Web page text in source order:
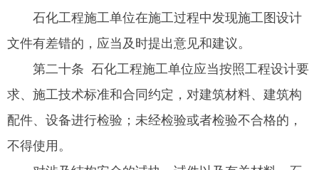
石化工程施工单位在施工过程中发现施工图设计
文件有差错的，应当及时提出意见和建议。
第二十条 石化工程施工单位应当按照工程设计要
求、施工技术标准和合同约定，对建筑材料、建筑构
配件、设备进行检验；未经检验或者检验不合格的，
不得使用。